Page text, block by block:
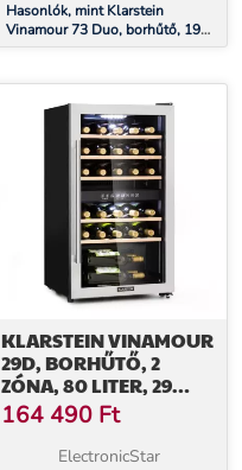
Hasonlók, mint Klarstein
Vinamour 73 Duo, borhűtő, 192
liter, 73 palack, 5 -18 °C, 2 zóna,
KLARSTEIN VINAMOUR
29D, BORHŰTŐ, 2
ZÓNA, 80 LITER, 29
PALACK, 5 - 22 °C,
ÉRINTÉSVEZÉRLÉS
164 490 Ft
ElectronicStar